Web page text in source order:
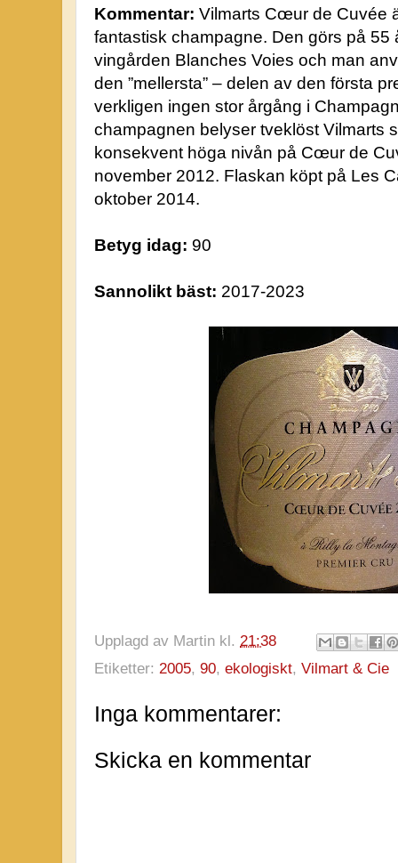
Kommentar: Vilmarts Cœur de Cuvée
fantastisk champagne. Den görs på 55
vingården Blanches Voies och man
den ”mellersta” – delen av den första
verkligen ingen stor årgång i
champagnen belyser tveklöst Vilmarts
konsekvent höga nivån på Cœur de
november 2012. Flaskan köpt på Les
oktober 2014.
Betyg idag: 90
Sannolikt bäst: 2017-2023
Upplagd av Martin kl. 21:38
Etiketter: 2005, 90, ekologiskt, Vilmart & Cie
Inga kommentarer:
Skicka en kommentar